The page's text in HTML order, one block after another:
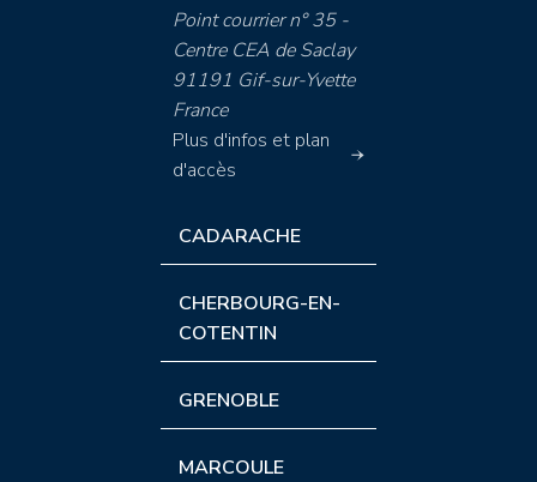
Point courrier n° 35 -
Centre CEA de Saclay
91191 Gif-sur-Yvette
France
Plus d'infos et plan
d'accès
CADARACHE
CHERBOURG-EN-
COTENTIN
GRENOBLE
MARCOULE